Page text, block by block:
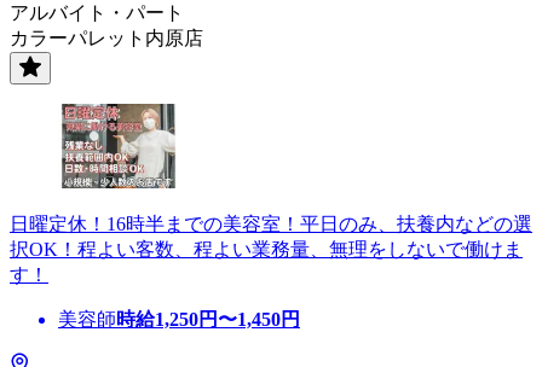
アルバイト・パート
カラーパレット内原店
日曜定休！16時半までの美容室！平日のみ、扶養内などの選
択OK！程よい客数、程よい業務量、無理をしないで働けま
す！
美容師時給1,250円〜1,450円